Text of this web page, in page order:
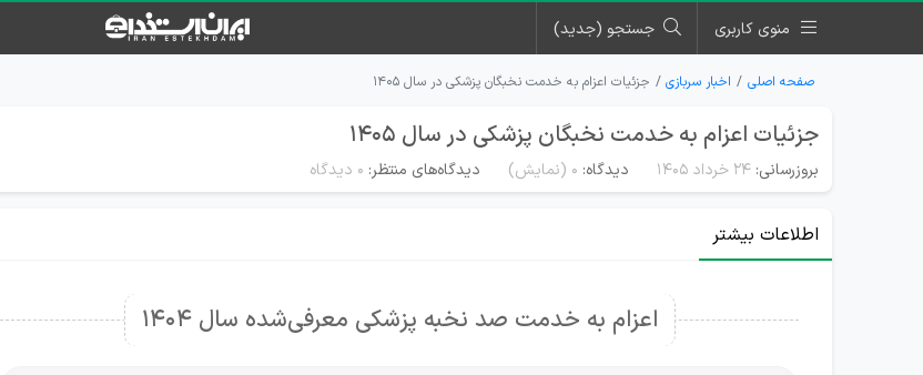
منوی کاربری جستجو (جدید)
صفحه اصلی اخبار سربازی جزئیات اعزام به خدمت نخبگان پزشکی در سال ۱۴۰۵
جزئیات اعزام به خدمت نخبگان پزشکی در سال ۱۴۰۵
بروزرسانی: ۲۴ خرداد ۱۴۰۵ دیدگاه: 0 (نمایش) دیدگاه‌های منتظر: ۰ دیدگاه
اطلاعات بیشتر
اعزام به خدمت صد نخبه پزشکی معرفی‌شده سال ۱۴۰۴